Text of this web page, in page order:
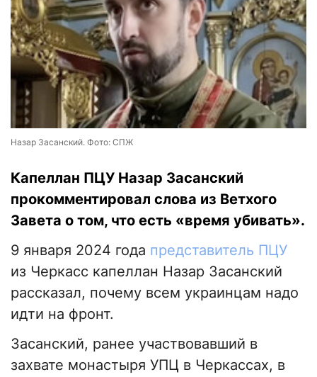
Назар Засанский. Фото: СПЖ
Капеллан ПЦУ Назар Засанский
прокомментировал слова из Ветхого
Завета о том, что есть «время убивать».
9 января 2024 года представитель ПЦУ
из Черкасс капеллан Назар Засанский
рассказал, почему всем украинцам надо
идти на фронт.
Засанский, ранее участвовавший в
захвате монастыря УПЦ в Черкассах, в